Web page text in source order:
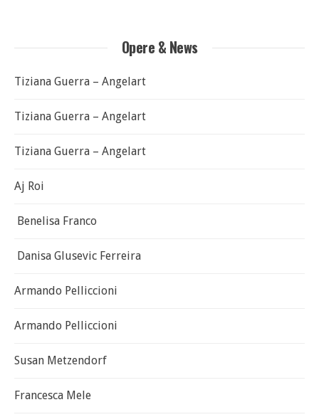
Opere & News
Tiziana Guerra – Angelart
Tiziana Guerra – Angelart
Tiziana Guerra – Angelart
Aj Roi
Benelisa Franco
Danisa Glusevic Ferreira
Armando Pelliccioni
Armando Pelliccioni
Susan Metzendorf
Francesca Mele